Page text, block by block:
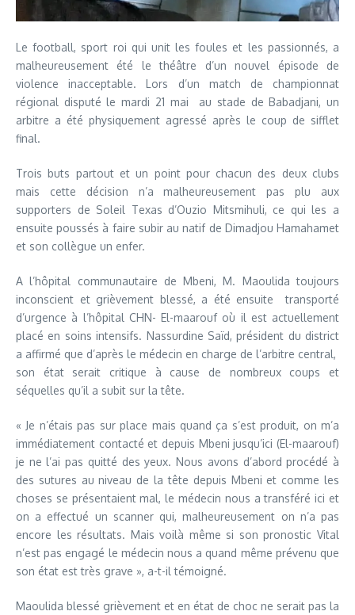
Le football, sport roi qui unit les foules et les passionnés, a
malheureusement été le théâtre d’un nouvel épisode de
violence inacceptable. Lors d’un match de championnat
régional disputé le mardi 21 mai au stade de Babadjani, un
arbitre a été physiquement agressé après le coup de sifflet
final.
Trois buts partout et un point pour chacun des deux clubs
mais cette décision n’a malheureusement pas plu aux
supporters de Soleil Texas d’Ouzio Mitsmihuli, ce qui les a
ensuite poussés à faire subir au natif de Dimadjou Hamahamet
et son collègue un enfer.
A l’hôpital communautaire de Mbeni, M. Maoulida toujours
inconscient et grièvement blessé, a été ensuite transporté
d’urgence à l’hôpital CHN- El-maarouf où il est actuellement
placé en soins intensifs. Nassurdine Saïd, président du district
a affirmé que d’après le médecin en charge de l’arbitre central,
son état serait critique à cause de nombreux coups et
séquelles qu’il a subit sur la tête.
« Je n’étais pas sur place mais quand ça s’est produit, on m’a
immédiatement contacté et depuis Mbeni jusqu’ici (El-maarouf)
je ne l’ai pas quitté des yeux. Nous avons d’abord procédé à
des sutures au niveau de la tête depuis Mbeni et comme les
choses se présentaient mal, le médecin nous a transféré ici et
on a effectué un scanner qui, malheureusement on n’a pas
encore les résultats. Mais voilà même si son pronostic Vital
n’est pas engagé le médecin nous a quand même prévenu que
son état est très grave », a-t-il témoigné.
Maoulida blessé grièvement et en état de choc ne serait pas la